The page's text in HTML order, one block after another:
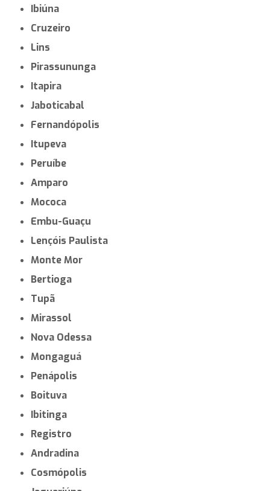
Ibiúna
Cruzeiro
Lins
Pirassununga
Itapira
Jaboticabal
Fernandópolis
Itupeva
Peruíbe
Amparo
Mococa
Embu-Guaçu
Lençóis Paulista
Monte Mor
Bertioga
Tupã
Mirassol
Nova Odessa
Mongaguá
Penápolis
Boituva
Ibitinga
Registro
Andradina
Cosmópolis